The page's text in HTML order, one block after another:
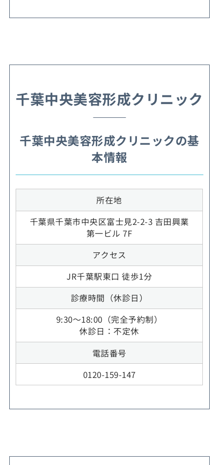
千葉中央美容形成クリニック
千葉中央美容形成クリニックの基
本情報
所在地
千葉県千葉市中央区富士見2-2-3 吉田興業
第一ビル 7F
アクセス
JR千葉駅東口 徒歩1分
診療時間（休診日）
9:30～18:00（完全予約制）
休診日：不定休
電話番号
0120-159-147